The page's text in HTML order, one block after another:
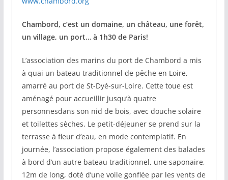
Chambord, c’est un domaine, un château, une forêt,
un village, un port… à 1h30 de Paris!
L’association des marins du port de Chambord a mis
à quai un bateau traditionnel de pêche en Loire,
amarré au port de St-Dyé-sur-Loire. Cette toue est
aménagé pour accueillir jusqu’à quatre
personnesdans son nid de bois, avec douche solaire
et toilettes sèches. Le petit-déjeuner se prend sur la
terrasse à fleur d’eau, en mode contemplatif. En
journée, l’association propose également des balades
à bord d’un autre bateau traditionnel, une saponaire,
12m de long, doté d’une voile gonflée par les vents de